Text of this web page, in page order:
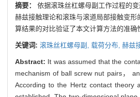
摘要： 依据滚珠丝杠螺母副工作过程的
赫兹接触理论和滚珠与滚道局部接触变
算结果的对比验证了本文计算方法的准
关键词: 滚珠丝杠螺母副, 载荷分布, 赫兹
Abstract: It was assumed that the
mechanism of ball screw nut pairs，
According to the Hertz contact theory